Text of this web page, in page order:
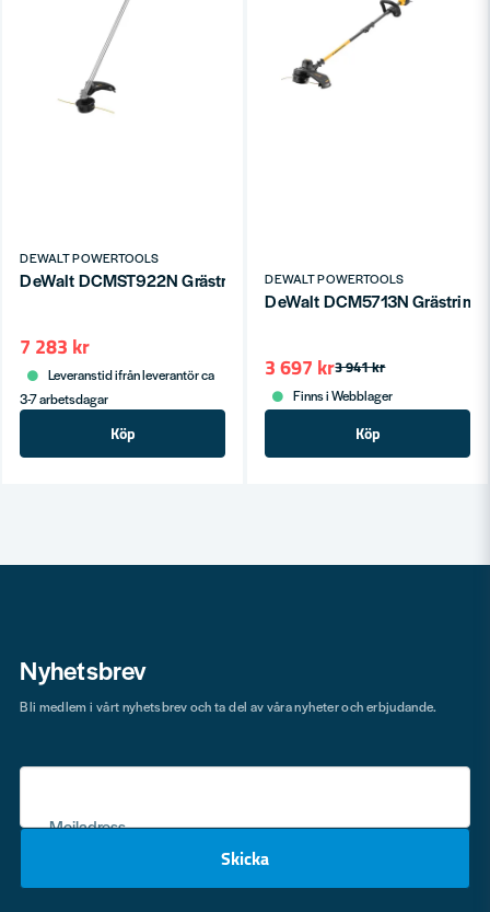
DEWALT POWERTOOLS
DeWalt DCMST922N Grästrimmer Bygel 54V XR (utan
7 283 kr
Leveranstid ifrån leverantör ca
3-7 arbetsdagar
Köp
DEWALT POWERTOOLS
DeWalt DCM5713N
3 941 kr
3 697 kr
Finns i Webblager
Köp
Nyhetsbrev
Mejladress
Skicka
Bli medlem i vårt nyhetsbrev och ta del av våra nyheter och erbjudande.